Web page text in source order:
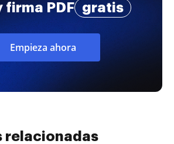
firma PDF gratis
Empieza ahora
relacionadas